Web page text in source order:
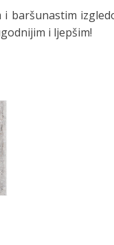
baršunastim
i ljepšim!